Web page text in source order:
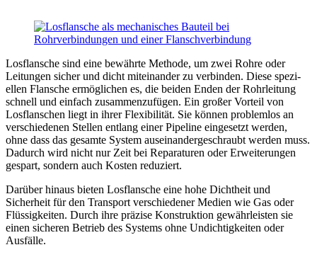
Losflansche sind eine bewährte Methode, um zwei Rohre oder
Leitungen sicher und dicht mitein­ander zu verbinden. Diese spezi­
ellen Flansche ermög­lichen es, die beiden Enden der Rohrleitung
schnell und einfach zusam­men­zu­fügen. Ein großer Vorteil von
Losflan­schen liegt in ihrer Flexi­bi­lität. Sie können problemlos an
verschie­denen Stellen entlang einer Pipeline einge­setzt werden,
ohne dass das gesamte System ausein­an­der­ge­schraubt werden muss.
Dadurch wird nicht nur Zeit bei Repara­turen oder Erwei­te­rungen
gespart, sondern auch Kosten reduziert.
Darüber hinaus bieten Losflansche eine hohe Dichtheit und
Sicherheit für den Transport verschie­dener Medien wie Gas oder
Flüssig­keiten. Durch ihre präzise Konstruktion gewähr­leisten sie
einen sicheren Betrieb des Systems ohne Undich­tig­keiten oder
Ausfälle.